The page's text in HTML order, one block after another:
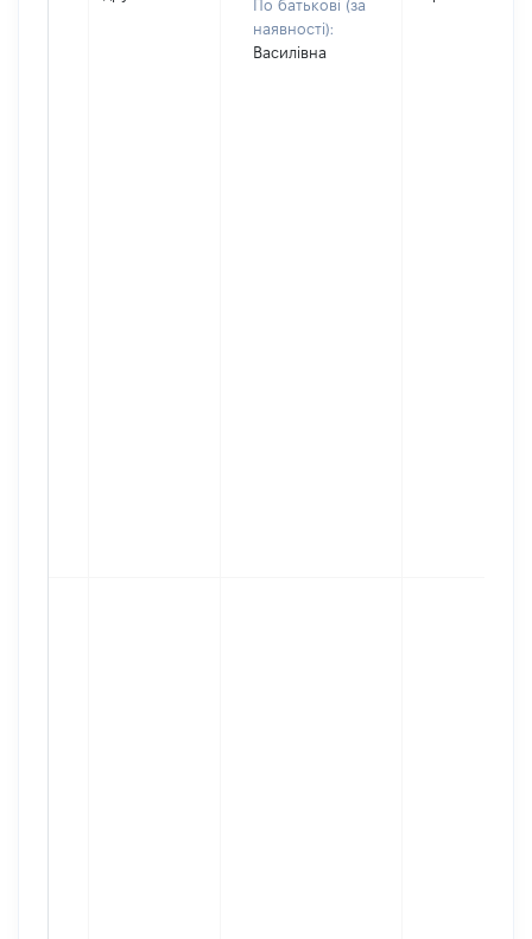
По батькові (за
наявності):
Василівна